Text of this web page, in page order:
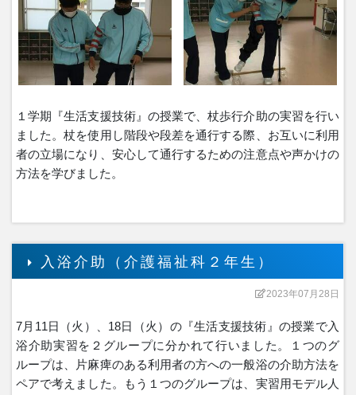
１学期『生活支援技術』の授業で、杖歩行介助の実習を行い
ました。杖を使用し階段や段差を通行する際、お互いに利用
者の立場になり、安心して通行するための注意点や声かけの
方法を学びました。
入浴介助（介護福祉科２年生）
2023年07月28日
7月11日（火）、18日（火）の『生活支援技術』の授業で入
浴介助実習を２グループに分かれて行いました。１つのグ
ループは、片麻痺のある利用者の方への一般浴の介助方法を
ペアで考えました。もう１つのグループは、実習用モデル人